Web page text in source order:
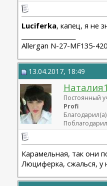
Luciferka, капец, я не
Allergan N-27-MF135-
13.04.2017, 18:49
Постоянный
Profi
Карамельная, так они
Люциферка, сжалься, у